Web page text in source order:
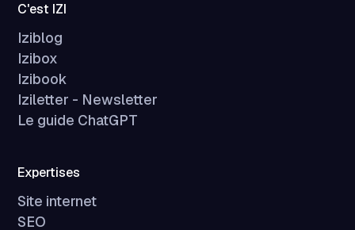
C'est IZI
Iziblog
Izibox
Izibook
Iziletter - Newsletter
Le guide ChatGPT
Expertises
Site internet
SEO